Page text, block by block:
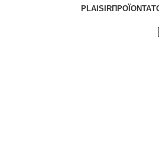
PLAISIRΠΡΟΪΟΝΤΑ